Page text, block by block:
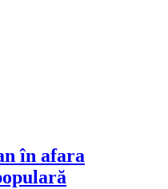
în afara